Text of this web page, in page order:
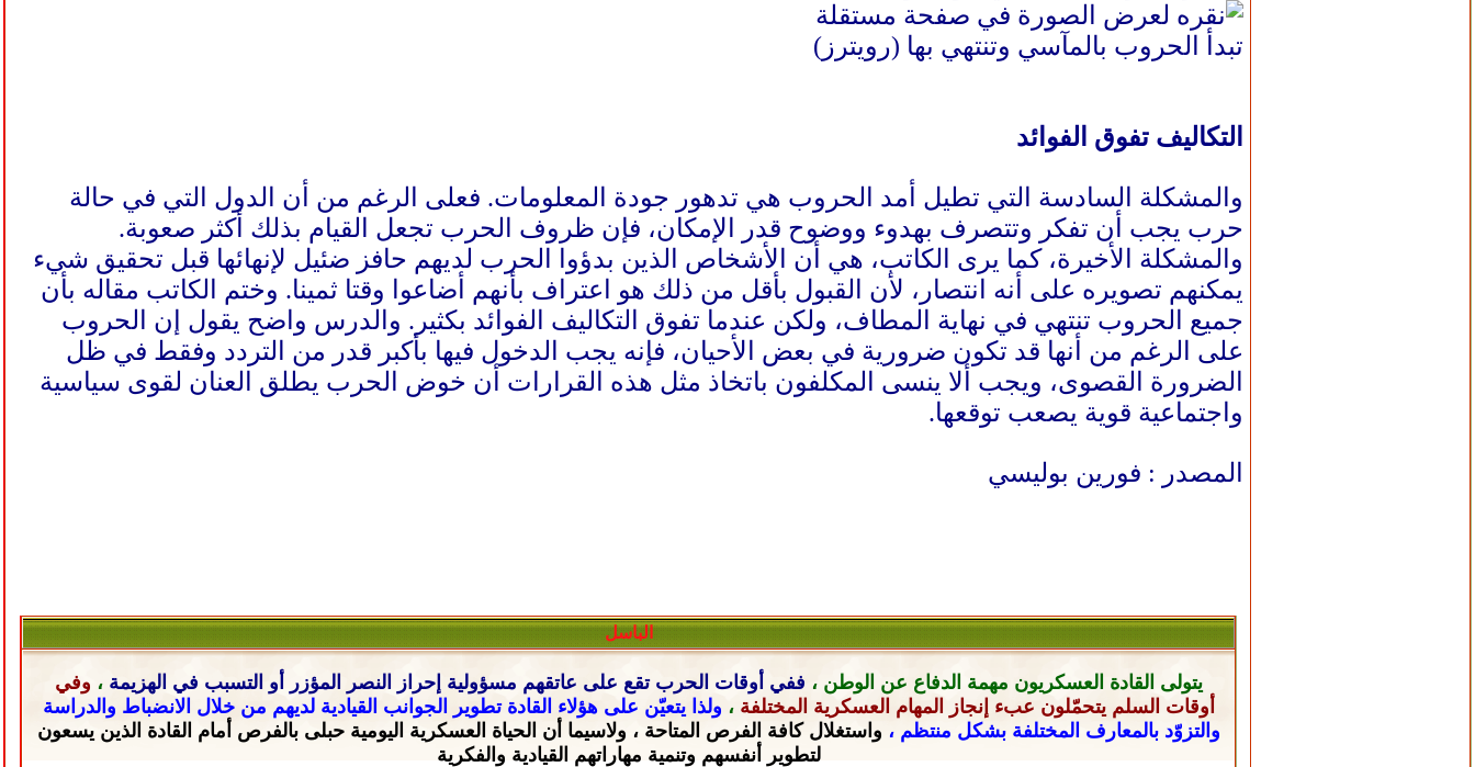
تبدأ الحروب بالمآسي وتنتهي بها (رويترز)
التكاليف تفوق الفوائد
والمشكلة السادسة التي تطيل أمد الحروب هي تدهور جودة المعلومات. فعلى الرغم من أن الدول التي في حالة
حرب يجب أن تفكر وتتصرف بهدوء ووضوح قدر الإمكان، فإن ظروف الحرب تجعل القيام بذلك أكثر صعوبة.
والمشكلة الأخيرة، كما يرى الكاتب، هي أن الأشخاص الذين بدؤوا الحرب لديهم حافز ضئيل لإنهائها قبل تحقيق شيء
يمكنهم تصويره على أنه انتصار، لأن القبول بأقل من ذلك هو اعتراف بأنهم أضاعوا وقتا ثمينا. وختم الكاتب مقاله بأن
جميع الحروب تنتهي في نهاية المطاف، ولكن عندما تفوق التكاليف الفوائد بكثير. والدرس واضح يقول إن الحروب
على الرغم من أنها قد تكون ضرورية في بعض الأحيان، فإنه يجب الدخول فيها بأكبر قدر من التردد وفقط في ظل
الضرورة القصوى، ويجب ألا ينسى المكلفون باتخاذ مثل هذه القرارات أن خوض الحرب يطلق العنان لقوى سياسية
واجتماعية قوية يصعب توقعها.
المصدر : فورين بوليسي
الباسل
يتولى القادة العسكريون مهمة الدفاع عن الوطن ، ففي أوقات الحرب تقع على عاتقهم مسؤولية إحراز النصر المؤزر أو التسبب في الهزيمة ، وفي
أوقات السلم يتحمّلون عبء إنجاز المهام العسكرية المختلفة ، ولذا يتعيّن على هؤلاء القادة تطوير الجوانب القيادية لديهم من خلال الانضباط والدراسة
والتزوّد بالمعارف المختلفة بشكل منتظم ، واستغلال كافة الفرص المتاحة ، ولاسيما أن الحياة العسكرية اليومية حبلى بالفرص أمام القادة الذين يسعون
لتطوير أنفسهم وتنمية مهاراتهم القيادية والفكرية